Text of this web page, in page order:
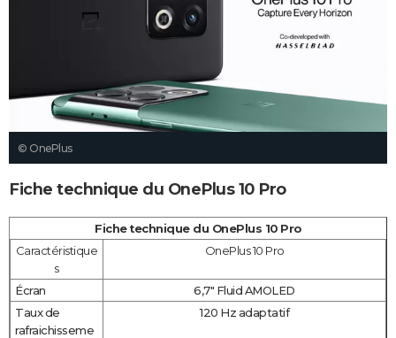
© OnePlus
Fiche technique du OnePlus 10 Pro
Fiche technique du OnePlus 10 Pro
Caractéristique
s
OnePlus 10 Pro
Écran
6,7" Fluid AMOLED
Taux de
rafraichisseme
120 Hz adaptatif